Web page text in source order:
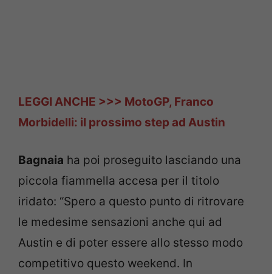
LEGGI ANCHE >>> MotoGP, Franco
Morbidelli: il prossimo step ad Austin
Bagnaia ha poi proseguito lasciando una
piccola fiammella accesa per il titolo
iridato: “Spero a questo punto di ritrovare
le medesime sensazioni anche qui ad
Austin e di poter essere allo stesso modo
competitivo questo weekend. In